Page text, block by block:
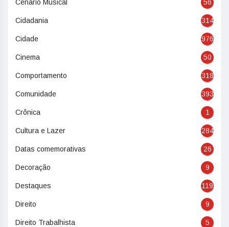
Cenário Musical 56
Cidadania 314
Cidade 976
Cinema 50
Comportamento 318
Comunidade 393
Crônica 1
Cultura e Lazer 284
Datas comemorativas 26
Decoração 9
Destaques 119
Direito 9
Direito Trabalhista 5